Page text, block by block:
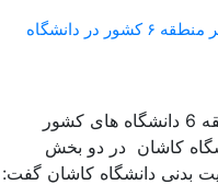
برگزاری مسابقات تکواندو دانشجویان پسر منطقه ۶ کشور در دانشگاه
مسابقات تکواندو دانشجویان پسر منطقه 6 دانشگاه های کشور
دانشگاه کاشان در دو بخش
بدنی دانشگاه کاشان گفت: